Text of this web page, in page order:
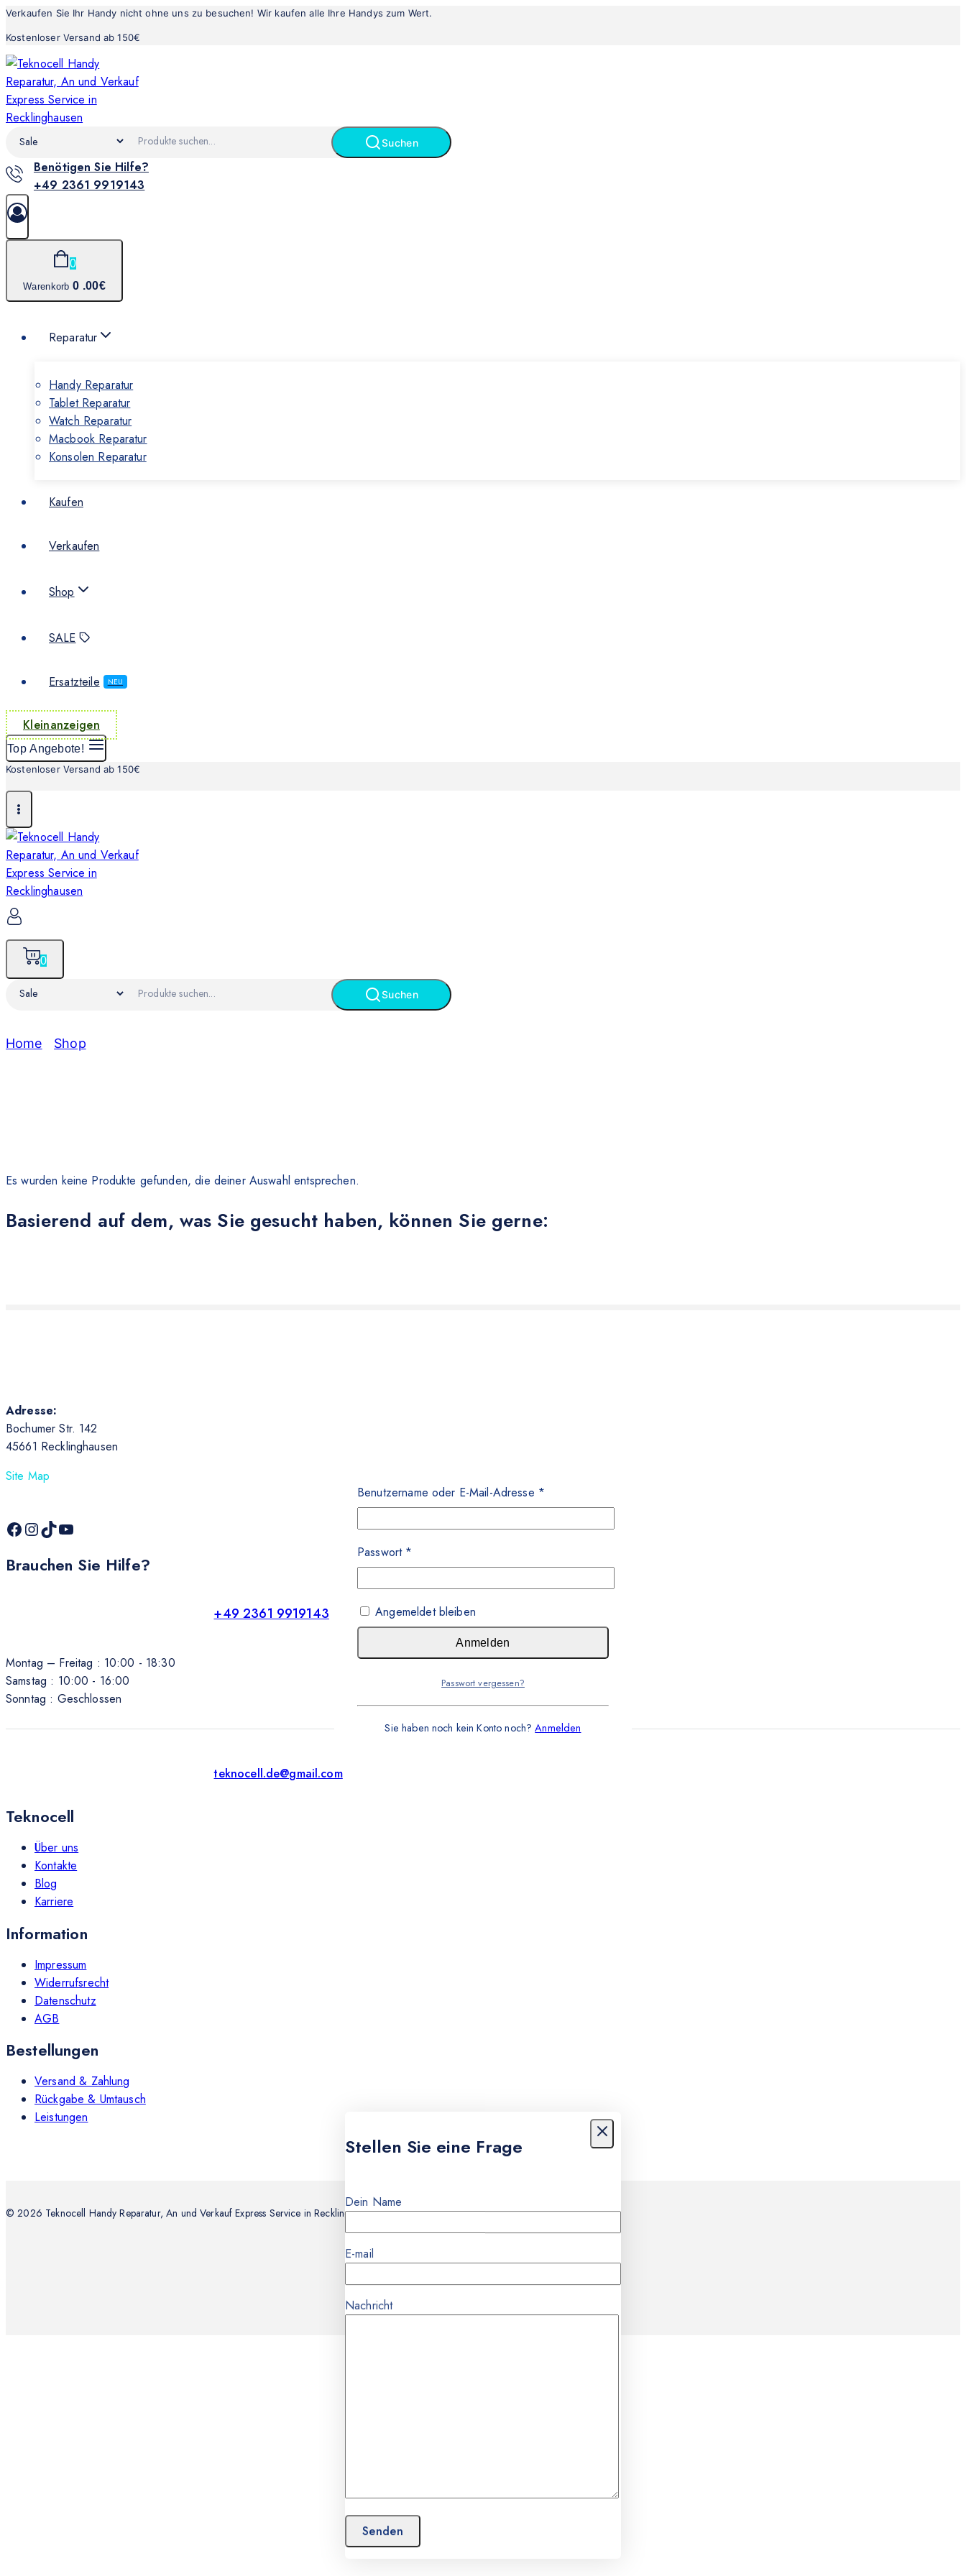
Verkaufen Sie Ihr Handy nicht ohne uns zu besuchen! Wir kaufen alle Ihre Handys zum Wert.
Kostenloser Versand ab 150€
Suchen
Benötigen Sie Hilfe?
+49 2361 9919143
0
Warenkorb 0 .00€
Reparatur
Handy Reparatur
Tablet Reparatur
Watch Reparatur
Macbook Reparatur
Konsolen Reparatur
Kaufen
Verkaufen
Shop
SALE
Ersatzteile NEU
Kleinanzeigen
Top Angebote!
Kostenloser Versand ab 150€
0
Suchen
Home Shop
Es wurden keine Produkte gefunden, die deiner Auswahl entsprechen.
Basierend auf dem, was Sie gesucht haben, können Sie gerne:
Adresse:
Bochumer Str. 142
45661 Recklinghausen
Site Map
Brauchen Sie Hilfe?
+49 2361 9919143
Montag – Freitag : 10:00 - 18:30
Samstag : 10:00 - 16:00
Sonntag : Geschlossen
teknocell.de@gmail.com
Teknocell
Über uns
Kontakte
Blog
Karriere
Information
Impressum
Widerrufsrecht
Datenschutz
AGB
Bestellungen
Versand & Zahlung
Rückgabe & Umtausch
Leistungen
© 2026 Teknocell Handy Reparatur, An und Verkauf Express Service in Recklinghausen
Stellen Sie eine Frage
Dein Name
E-mail
Nachricht
Benutzername oder E-Mail-Adresse *
Passwort *
Angemeldet bleiben
Anmelden
Passwort vergessen?
Sie haben noch kein Konto noch?Anmelden